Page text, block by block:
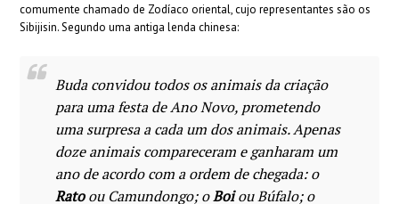
comumente chamado de Zodíaco oriental, cujo representantes são os
Sibijisin. Segundo uma antiga lenda chinesa:
Buda convidou todos os animais da criação
para uma festa de Ano Novo, prometendo
uma surpresa a cada um dos animais. Apenas
doze animais compareceram e ganharam um
ano de acordo com a ordem de chegada: o
Ratoou Camundongo; oBoiou Búfalo; o